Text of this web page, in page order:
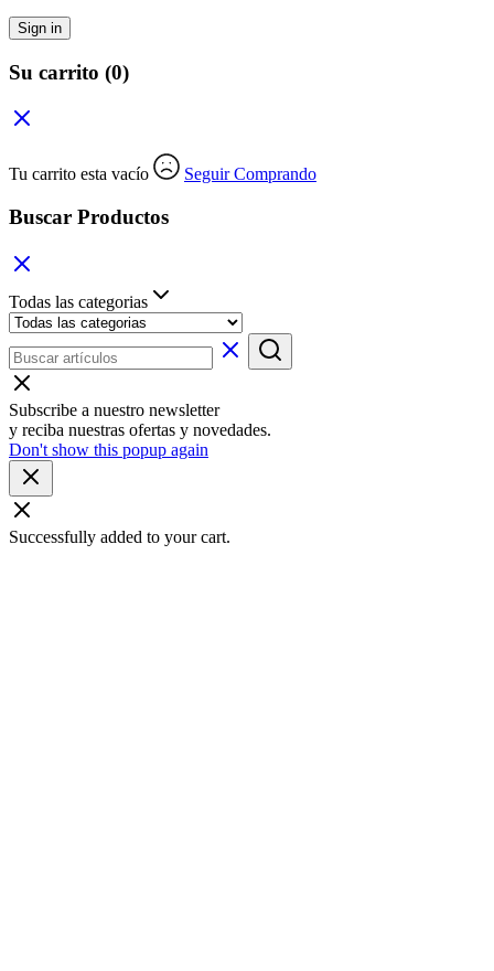
Sign in
Su carrito (0)
Tu carrito esta vacío Seguir Comprando
Buscar Productos
Todas las categorias
Subscribe a nuestro newsletter
y reciba nuestras ofertas y novedades.
Don't show this popup again
Successfully added to your cart.